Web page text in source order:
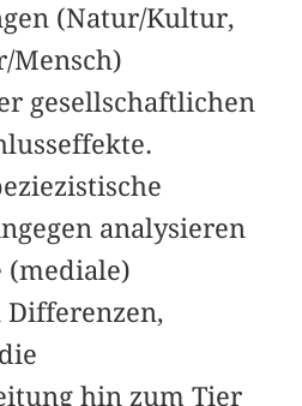
(Natur/Kultur,
Mensch)
gesellschaftlichen
analysieren
(mediale)
hin zum Tier